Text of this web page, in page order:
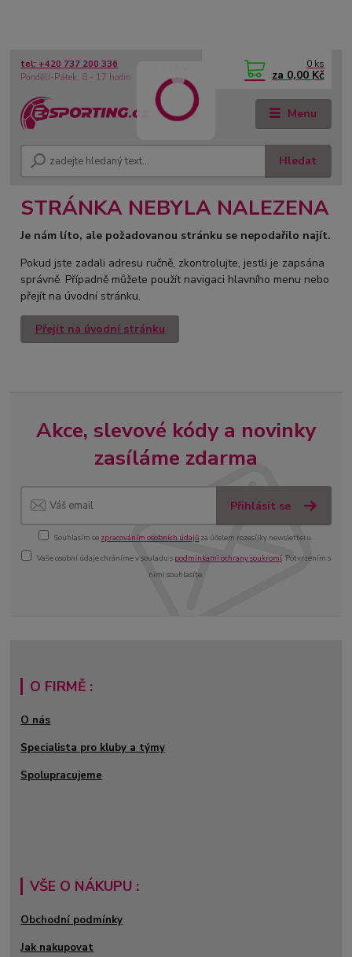
Menu
Hledat
tel: +420 737 200 336
Pondělí-Pátek: 8 - 17 hodin
0 ks
za 0,00 Kč
STRÁNKA NEBYLA NALEZENA
Je nám líto, ale požadovanou stránku se nepodařilo najít.
Pokud jste zadali adresu ručně, zkontrolujte, jestli je zapsána
správně. Případně můžete použít navigaci hlavního menu nebo
přejít na úvodní stránku.
Přejít na úvodní stránku
Akce, slevové kódy a novinky
zasíláme zdarma
Přihlásit se
Souhlasím se zpracováním osobních údajů za účelem rozesílky newsletteru.
Vaše osobní údaje chráníme v souladu s podmínkami ochrany soukromí. Potvrzením s
nimi souhlasíte.
O FIRMĚ :
O nás
Specialista pro kluby a týmy
Spolupracujeme
VŠE O NÁKUPU :
Obchodní podmínky
Jak nakupovat